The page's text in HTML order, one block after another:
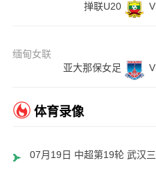
掸联U20
缅甸女联
亚大那保女足
体育录像
07月19日 中超第19轮 武汉